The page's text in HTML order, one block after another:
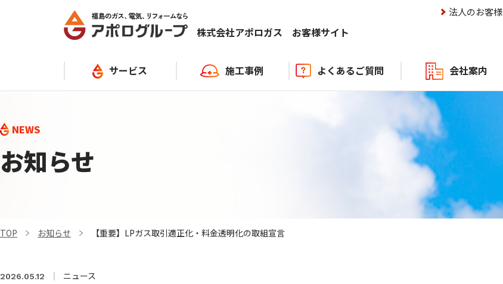
株式会社アポロガス お客様サイト
法人のお客様
サービス
リフォーム
不動産
施工事例 よくあるご質問 会社案内
NEWS
お知らせ
TOP お知らせ 【重要】LPガス取引適正化・料金透明化の取組宣言
2026.05.12 ニュース